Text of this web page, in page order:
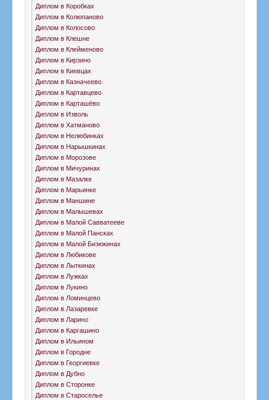
Диплом в Коробках
Диплом в Колюпаново
Диплом в Колосово
Диплом в Клешне
Диплом в Клейменово
Диплом в Кирзино
Диплом в Киевцах
Диплом в Казначеево
Диплом в Картавцево
Диплом в Карташёво
Диплом в Изволь
Диплом в Хатманово
Диплом в Нелюбинках
Диплом в Нарышкинах
Диплом в Морозове
Диплом в Мичуринах
Диплом в Мазалке
Диплом в Марьинке
Диплом в Маншине
Диплом в Малышевах
Диплом в Малой Савватееве
Диплом в Малой Пансках
Диплом в Малой Бизюкинах
Диплом в Любикове
Диплом в Лыткинах
Диплом в Лужках
Диплом в Лукино
Диплом в Ломинцево
Диплом в Лазаревке
Диплом в Ларино
Диплом в Каргашино
Диплом в Ильином
Диплом в Городне
Диплом в Георгиевке
Диплом в Дубно
Диплом в Сторонке
Диплом в Староселье